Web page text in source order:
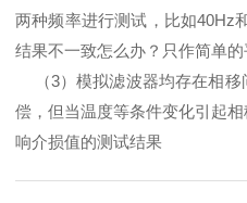
两种频率进行测试，比如40Hz
结果不一致怎么办？只作简单
（3）模拟滤波器均存在相
偿，但当温度等条件变化引起
响介损值的测试结果